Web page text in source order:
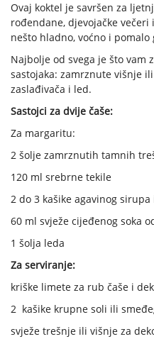
Ovaj koktel je savršen za
rođendane, djevojačke
nešto hladno, voćno i pomalo
Najbolje od svega je što vam
sastojaka: zamrznute višnje
zaslađivača i led.
Sastojci za dvije čaše:
Za margaritu:
2 šolje zamrznutih tamnih
120 ml srebrne tekile
2 do 3 kašike agavinog
60 ml svježe cijeđenog soka
1 šolja leda
Za serviranje:
kriške limete za rub čaše i
2 kašike krupne soli ili
svježe trešnje ili višnje za